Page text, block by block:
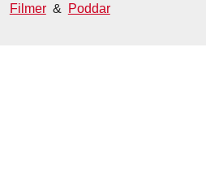
Filmer & Poddar